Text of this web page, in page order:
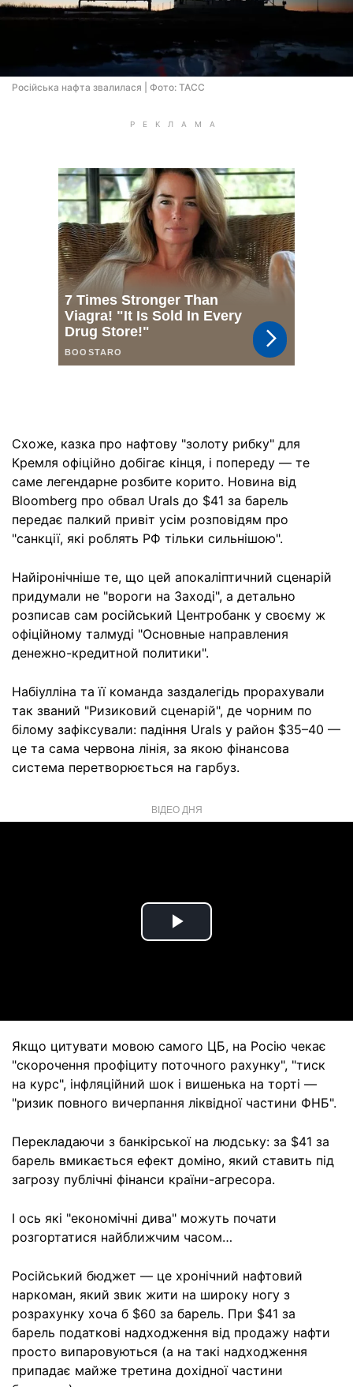
Росiйська нафта звалилася | Фото: ТАСС
Схоже, казка про нафтову "золоту рибку" для
Кремля офіційно добігає кінця, і попереду — те
саме легендарне розбите корито. Новина від
Bloomberg про обвал Urals до $41 за барель
передає палкий привіт усім розповідям про
"санкції, які роблять РФ тільки сильнішою".
Найіронічніше те, що цей апокаліптичний сценарій
придумали не "вороги на Заході", а детально
розписав сам російський Центробанк у своєму ж
офіційному талмуді "Основные направления
денежно-кредитной политики".
Набіулліна та її команда заздалегідь прорахували
так званий "Ризиковий сценарій", де чорним по
білому зафіксували: падіння Urals у район $35–40 —
це та сама червона лінія, за якою фінансова
система перетворюється на гарбуз.
ВІДЕО ДНЯ
Play
Якщо цитувати мовою самого ЦБ, на Росію чекає
"скорочення профіциту поточного рахунку", "тиск
на курс", інфляційний шок і вишенька на торті —
"ризик повного вичерпання ліквідної частини ФНБ".
Перекладаючи з банкірської на людську: за $41 за
барель вмикається ефект доміно, який ставить під
загрозу публічні фінанси країни-агресора.
І ось які "економічні дива" можуть почати
розгортатися найближчим часом…
Російський бюджет — це хронічний нафтовий
наркоман, який звик жити на широку ногу з
розрахунку хоча б $60 за барель. При $41 за
барель податкові надходження від продажу нафти
просто випаровуються (а на такі надходження
припадає майже третина дохідної частини